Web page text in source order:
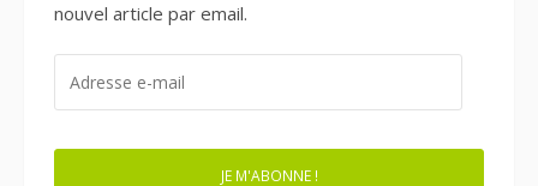
nouvel article par email.
MAIL
JE M'ABONNE !